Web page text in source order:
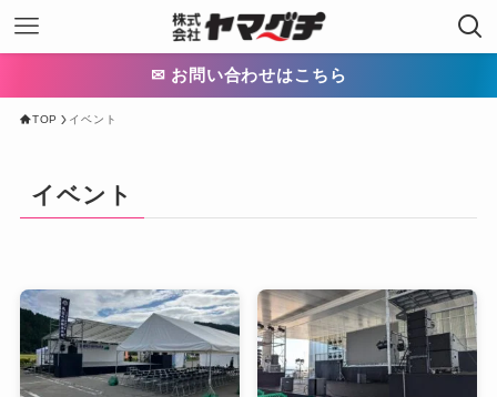
✉ お問い合わせはこちら
TOP イベント
イベント